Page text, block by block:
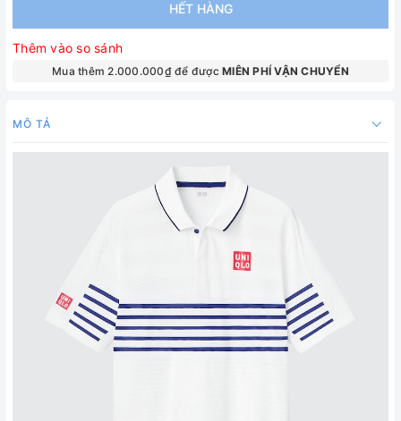
HẾT HÀNG
Thêm vào so sánh
Mua thêm 2.000.000₫ để đượcMIÊN PHÍ VẬN CHUYỂN
MÔ TẢ